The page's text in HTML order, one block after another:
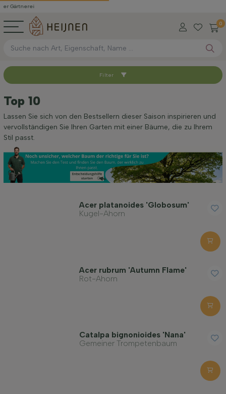
Gärtnerei
0
Sortieren nach
Geschlecht
Standort
Anwendung
Filter
Top 10
Lassen Sie sich von den Bestsellern dieser Saison inspirieren und
vervollständigen Sie Ihren Garten mit einer Bäume, die zu Ihrem
Stil passt.
Acer platanoides 'Globosum'
Kugel-Ahorn
Acer rubrum 'Autumn Flame'
Rot-Ahorn
Catalpa bignonioides 'Nana'
Gemeiner Trompetenbaum